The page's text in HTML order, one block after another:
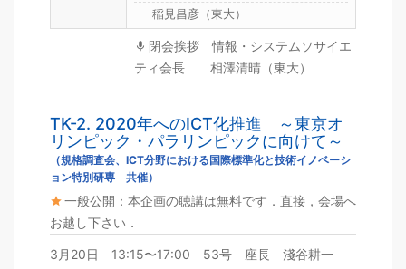
稲見昌彦（東大）
閉会挨拶 情報・システムソサイエ
ティ会長 相澤清晴（東大）
TK-2. 2020年へのICT化推進 ～東京オ
リンピック・パラリンピックに向けて～
（規格調査会、ICT分野における国際標準化と技術イノベーシ
ョン特別研専 共催）
一般公開：本企画の聴講は無料です．直接，会場へ
お越し下さい．
3月20日 13:15〜17:00 53号
座長 淺谷耕一